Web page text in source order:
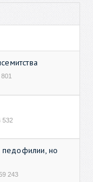
532
педофилии, но
243